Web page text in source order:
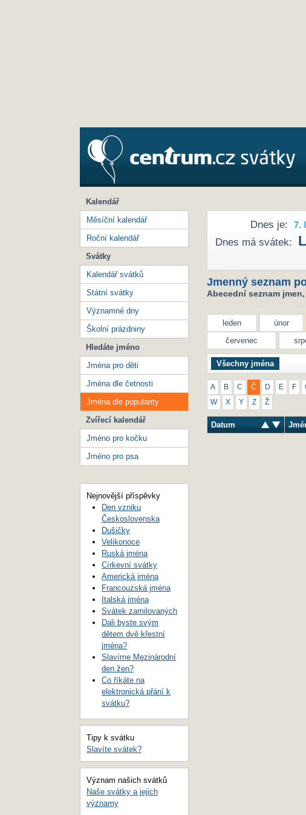
Dnes je: 7.
Dnes má svátek:
Jmenný seznam
Abecední seznam
leden únor
červenec
Všechny jména
A B C Č D E F
W X Y Z Ž
Datum
Kalendář
Měsíční kalendář
Roční kalendář
Svátky
Kalendář svátků
Státní svátky
Významné dny
Školní prázdniny
Hledáte jméno
Jména pro děti
Jména dle četnosti
Jména dle popularity
Zvířecí kalendář
Jméno pro kočku
Jméno pro psa
Nejnovější příspěvky
Den vzniku
Československa
Dušičky
Velikonoce
Ruská jména
Církevní svátky
Americká jména
Francouzská jména
Italská jména
Svátek zamilovaných
Dali byste svým
dětem dvě křestní
jména?
Slavíme Mezinárodní
den žen?
Co říkáte na
elektronická přání k
svátku?
Tipy k svátku
Slavíte svátek?
Význam našich svátků
Naše svátky a jejich
významy